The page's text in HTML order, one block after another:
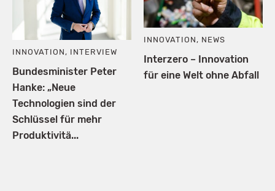
INNOVATION, INTERVIEW
Bundesminister Peter
Hanke: „Neue
Technologien sind der
Schlüssel für mehr
Produktivitä...
INNOVATION, NEWS
Interzero – Innovation
für eine Welt ohne Abfall